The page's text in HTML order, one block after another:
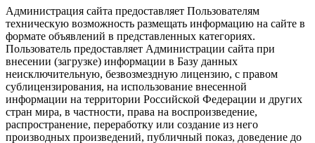
Администрация сайта предоставляет Пользователям
техническую возможность размещать информацию на сайте в
формате объявлений в представленных категориях.
Пользователь предоставляет Администрации сайта при
внесении (загрузке) информации в Базу данных
неисключительную, безвозмездную лицензию, с правом
сублицензирования, на использование внесенной
информации на территории Российской Федерации и других
стран мира, в частности, права на воспроизведение,
распространение, переработку или создание из него
производных произведений, публичный показ, доведение до